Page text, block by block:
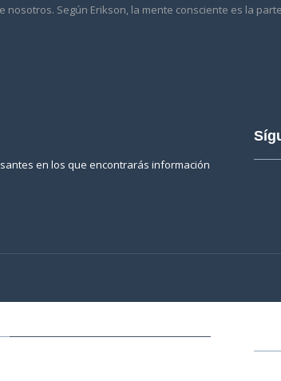
Según Erikson, la mente consciente es la parte
en los que encontrarás información